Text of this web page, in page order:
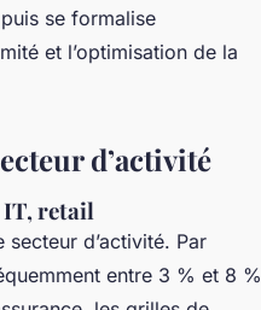
se formalise
et l’optimisation de la
d’activité
IT, retail
d’activité. Par
entre 3 % et 8 %